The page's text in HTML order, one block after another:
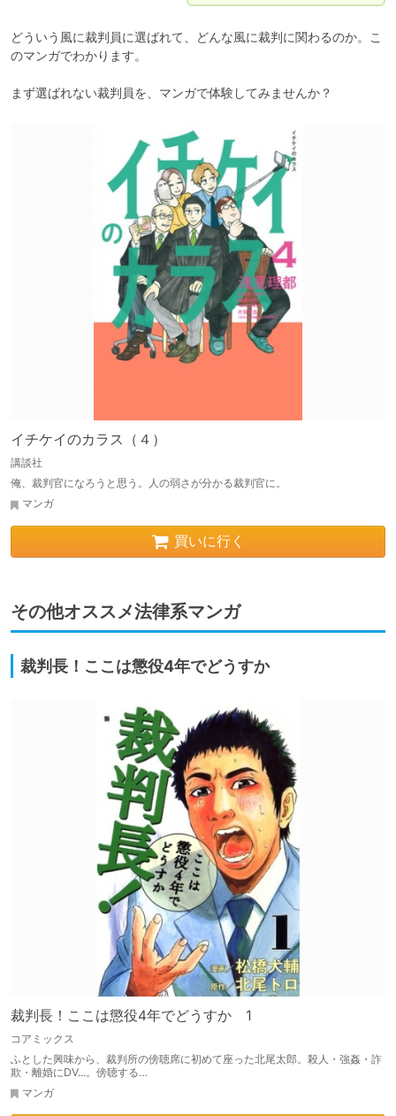
どういう風に裁判員に選ばれて、どんな風に裁判に関わるのか。こ
のマンガでわかります。
まず選ばれない裁判員を、マンガで体験してみませんか？
イチケイのカラス（４）
講談社
俺、裁判官になろうと思う。人の弱さが分かる裁判官に。
マンガ
買いに行く
その他オススメ法律系マンガ
裁判長！ここは懲役4年でどうすか
裁判長！ここは懲役4年でどうすか 1
コアミックス
ふとした興味から、裁判所の傍聴席に初めて座った北尾太郎。殺人・強姦・詐
欺・離婚にDV...。傍聴する…
マンガ